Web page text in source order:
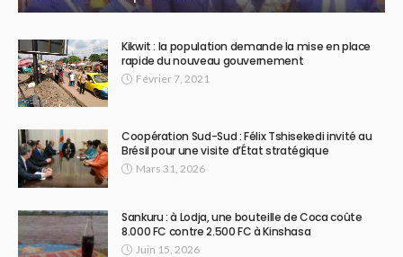
Kikwit : la population demande la mise en place
rapide du nouveau gouvernement
Février 7, 2021
Coopération Sud-Sud : Félix Tshisekedi invité au
Brésil pour une visite d’État stratégique
Mars 31, 2026
Sankuru : à Lodja, une bouteille de Coca coûte
8.000 FC contre 2.500 FC à Kinshasa
Juin 15, 2026